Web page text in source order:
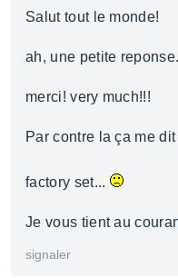
Salut tout le monde!
ah, une petite
merci! very much!!!
Par contre la ça me
factory set...
Je vous tient au
signaler